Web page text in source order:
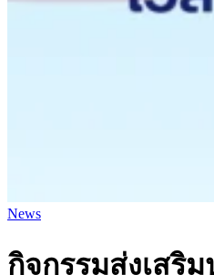
News
กิจกรรมส่งเสริ